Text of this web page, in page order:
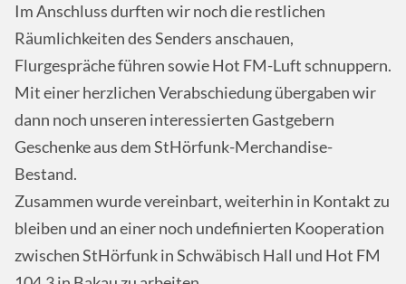
Im Anschluss durften wir noch die restlichen
Räumlichkeiten des Senders anschauen,
Flurgespräche führen sowie Hot FM-Luft schnuppern.
Mit einer herzlichen Verabschiedung übergaben wir
dann noch unseren interessierten Gastgebern
Geschenke aus dem StHörfunk-Merchandise-
Bestand.
Zusammen wurde vereinbart, weiterhin in Kontakt zu
bleiben und an einer noch undefinierten Kooperation
zwischen StHörfunk in Schwäbisch Hall und Hot FM